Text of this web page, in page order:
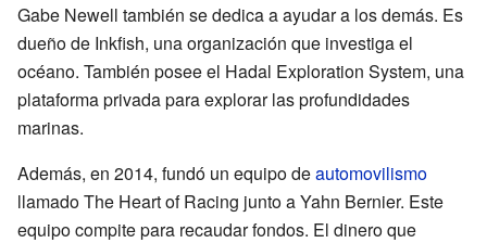
Gabe Newell también se dedica a ayudar a los demás. Es
dueño de Inkfish, una organización que investiga el
océano. También posee el Hadal Exploration System, una
plataforma privada para explorar las profundidades
marinas.
Además, en 2014, fundó un equipo deautomovilismo
llamado The Heart of Racing junto a Yahn Bernier. Este
equipo compite para recaudar fondos. El dinero que